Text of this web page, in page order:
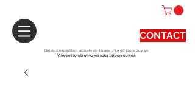
CONTACT
Délais d'expédition actuels de l'usine : 3 à 90 jours ouvrés.
Vitres et Joints envoyés sous 15 jours ouvrés.